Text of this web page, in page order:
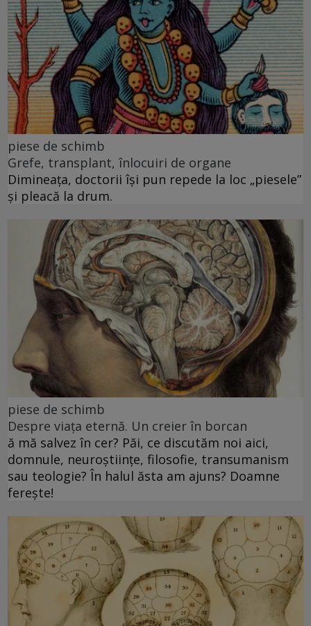
piese de schimb
Grefe, transplant, înlocuiri de organe
Dimineața, doctorii își pun repede la loc „piesele”
și pleacă la drum.
piese de schimb
Despre viața eternă. Un creier în borcan
ă mă salvez în cer? Păi, ce discutăm noi aici,
domnule, neuroștiințe, filosofie, transumanism
sau teologie? În halul ăsta am ajuns? Doamne
ferește!